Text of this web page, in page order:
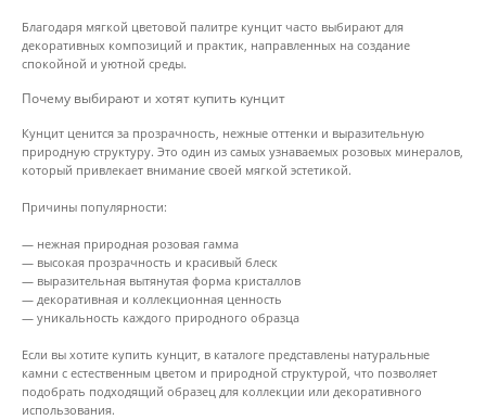
Благодаря мягкой цветовой палитре кунцит часто выбирают для
декоративных композиций и практик, направленных на создание
спокойной и уютной среды.
Почему выбирают и хотят купить кунцит
Кунцит ценится за прозрачность, нежные оттенки и выразительную
природную структуру. Это один из самых узнаваемых розовых минералов,
который привлекает внимание своей мягкой эстетикой.
Причины популярности:
— нежная природная розовая гамма
— высокая прозрачность и красивый блеск
— выразительная вытянутая форма кристаллов
— декоративная и коллекционная ценность
— уникальность каждого природного образца
Если вы хотите купить кунцит, в каталоге представлены натуральные
камни с естественным цветом и природной структурой, что позволяет
подобрать подходящий образец для коллекции или декоративного
использования.